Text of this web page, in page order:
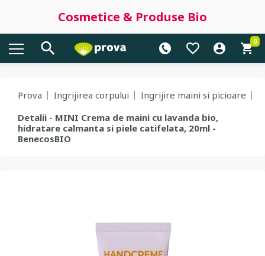
Cosmetice & Produse Bio
0
Prova Ingrijirea corpului
Ingrijire maini si picioare
Detalii - MINI Crema de maini cu lavanda bio,
hidratare calmanta si piele catifelata, 20ml -
BenecosBIO